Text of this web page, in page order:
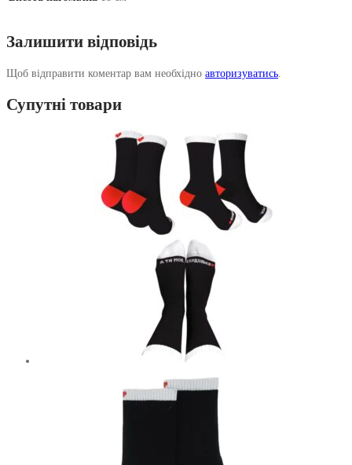
Залишити відповідь
Щоб відправити коментар вам необхідно авторизуватись
Супутні товари